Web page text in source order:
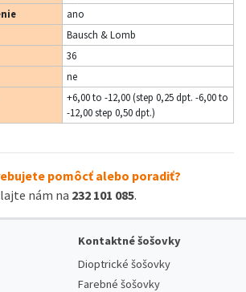
ano
Bausch & Lomb
36
ne
+6,00 to -12,00 (step 0,25 dpt. -6,00 to
-12,00 step 0,50 dpt.)
pomôcť alebo poradiť?
nám na 232 101 085.
Kontaktné šošovky
Dioptrické šošovky
Farebné šošovky